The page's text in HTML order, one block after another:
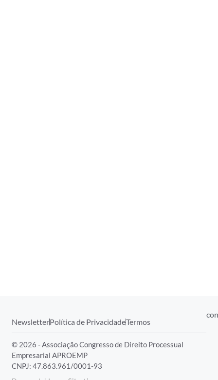
NewsletterPolítica de PrivacidadeTermos
© 2026 - Associação Congresso de Direito Processual
Empresarial APROEMP
CNPJ: 47.863.961/0001-93